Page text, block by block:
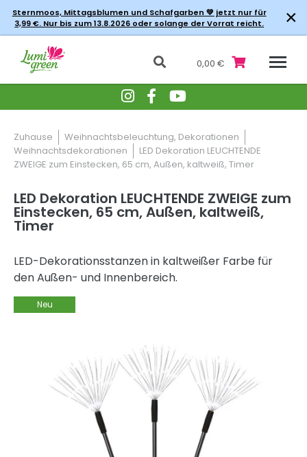
Sternmoos, Mittagsblumen und Schafgarben 💚 jetzt nur für
3,99 €. Nur bis zum 13.8.2026 oder solange der Vorrat reicht.
×
0,00 €
Zuhause
Weihnachtsbeleuchtung, Dekorationen
Weihnachtsdekorationen
LED Dekoration LEUCHTENDE
ZWEIGE zum Einstecken, 65 cm, Außen, kaltweiß, Timer
LED Dekoration LEUCHTENDE ZWEIGE zum
Einstecken, 65 cm, Außen, kaltweiß,
Timer
LED-Dekorationsstanzen in kaltweißer Farbe für
den Außen- und Innenbereich.
Neu